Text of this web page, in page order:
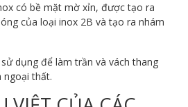
có bề mặt mờ xỉn, được tạo ra
của loại inox 2B và tạo ra nhám
dụng để làm trần và vách thang
ngoại thất.